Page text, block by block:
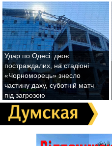
Удар по Одесі: двоє
постраждалих, на стадіоні
«Чорноморець» знесло
частину даху, суботній матч
під загрозою